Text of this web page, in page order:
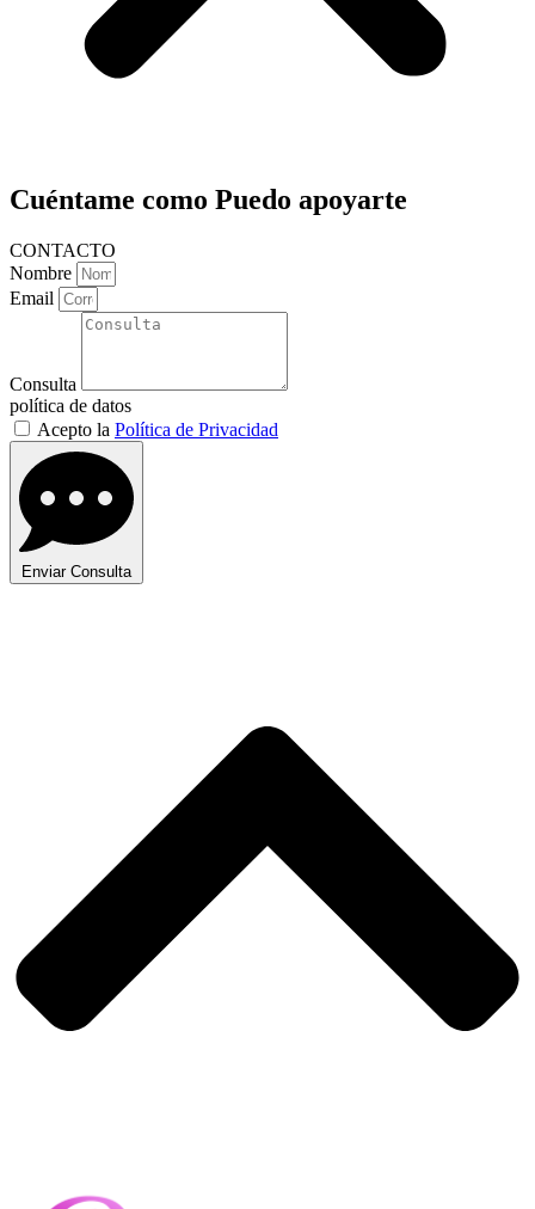
Cuéntame como Puedo apoyarte
CONTACTO
Nombre
Email
Consulta
política de datos
Acepto la Política de Privacidad
Enviar Consulta